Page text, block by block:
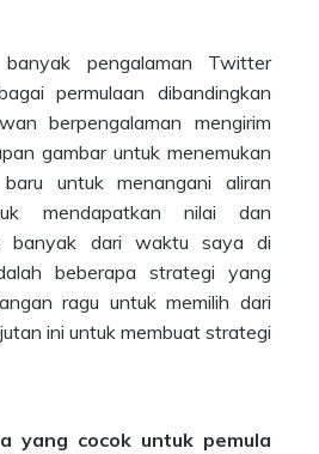
pengalaman Twitter
permulaan dibandingkan
berpengalaman mengirim
gambar untuk menemukan
untuk menangani aliran
mendapatkan nilai dan
banyak dari waktu saya di
beberapa strategi yang
ragu untuk memilih dari
ini untuk membuat strategi
yang cocok untuk pemula